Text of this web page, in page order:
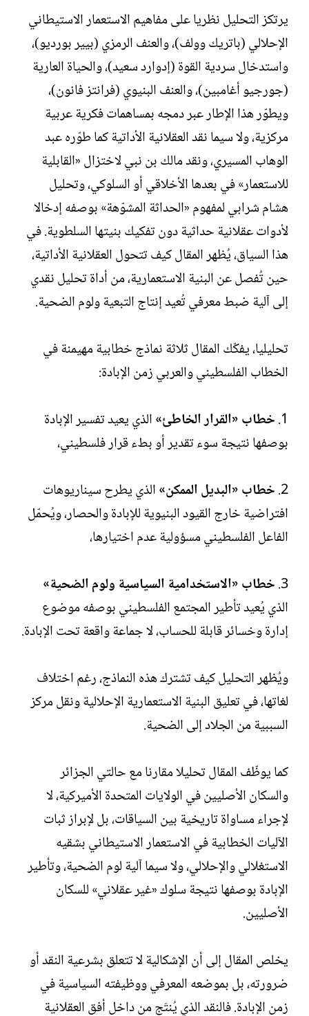
يرتكز التحليل نظريا على مفاهيم الاستعمار الاستيطاني
الإحلالي (باتريك وولف)، والعنف الرمزي (بيير بورديو)،
واستدخال سردية القوة (إدوارد سعيد)، والحياة العارية
(جورجيو أغامبين)، والعنف البنيوي (فرانتز فانون)،
ويطوّر هذا الإطار عبر دمجه بمساهمات فكرية عربية
مركزية، ولا سيما نقد العقلانية الأداتية كما طوّره عبد
الوهاب المسيري، ونقد مالك بن نبي لاختزال «القابلية
للاستعمار» في بعدها الأخلاقي أو السلوكي، وتحليل
هشام شرابي لمفهوم «الحداثة المشوّهة» بوصفه إدخالا
لأدوات عقلانية حداثية دون تفكيك بنيتها السلطوية. في
هذا السياق، يُظهر المقال كيف تتحول العقلانية الأداتية،
حين تُفصل عن البنية الاستعمارية، من أداة تحليل نقدي
إلى آلية ضبط معرفي تُعيد إنتاج التبعية ولوم الضحية.
تحليليا، يفكّك المقال ثلاثة نماذج خطابية مهيمنة في
الخطاب الفلسطيني والعربي زمن الإبادة:
1. خطاب «القرار الخاطئ»الذي يعيد تفسير الإبادة
بوصفها نتيجة سوء تقدير أو بطء قرار فلسطيني،
2. خطاب «البديل الممكن»الذي يطرح سيناريوهات
افتراضية خارج القيود البنيوية للإبادة والحصار، ويُحمّل
الفاعل الفلسطيني مسؤولية عدم اختيارها،
3. خطاب «الاستخدامية السياسية ولوم الضحية»
الذي يُعيد تأطير المجتمع الفلسطيني بوصفه موضوع
إدارة وخسائر قابلة للحساب، لا جماعة واقعة تحت الإبادة.
ويُظهر التحليل كيف تشترك هذه النماذج، رغم اختلاف
لغاتها، في تعليق البنية الاستعمارية الإحلالية ونقل مركز
السببية من الجلاد إلى الضحية.
كما يوظّف المقال تحليلا مقارنا مع حالتي الجزائر
والسكان الأصليين في الولايات المتحدة الأميركية، لا
لإجراء مساواة تاريخية بين السياقات، بل لإبراز ثبات
الآليات الخطابية في الاستعمار الاستيطاني بشقيه
الاستغلالي والإحلالي، ولا سيما آلية لوم الضحية، وتأطير
الإبادة بوصفها نتيجة سلوك «غير عقلاني» للسكان
الأصليين.
يخلص المقال إلى أن الإشكالية لا تتعلق بشرعية النقد أو
ضرورته، بل بموضعه المعرفي ووظيفته السياسية في
زمن الإبادة. فالنقد الذي يُنتَج من داخل أفق العقلانية